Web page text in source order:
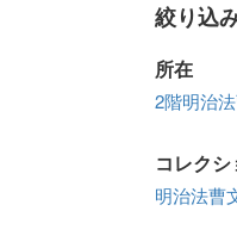
絞り込
所在
2階明治
コレク
明治法曹